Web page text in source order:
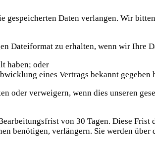
gespeicherten Daten verlangen. Wir
Dateiformat zu erhalten, wenn wir Ihre
haben; oder
eines Vertrags bekannt gegeben
oder verweigern, wenn dies unseren
von 30 Tagen. Diese
benötigen, verlängern. Sie werden